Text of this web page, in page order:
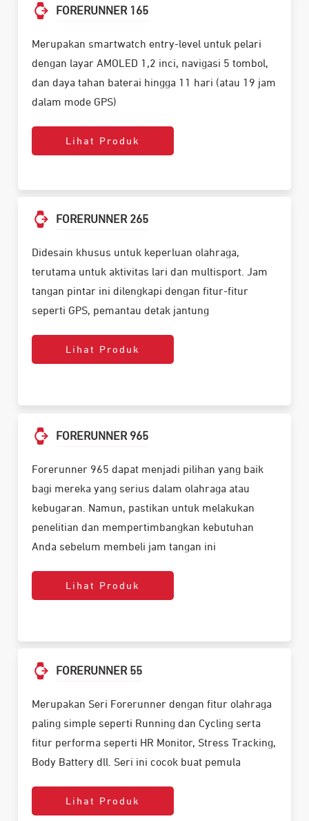
FORERUNNER 165
Merupakan smartwatch entry-level untuk pelari
dengan layar AMOLED 1,2 inci, navigasi 5 tombol,
dan daya tahan baterai hingga 11 hari (atau 19 jam
dalam mode GPS)
Lihat Produk
FORERUNNER 265
Didesain khusus untuk keperluan olahraga,
terutama untuk aktivitas lari dan multisport. Jam
tangan pintar ini dilengkapi dengan fitur-fitur
seperti GPS, pemantau detak jantung
Lihat Produk
FORERUNNER 965
Forerunner 965 dapat menjadi pilihan yang baik
bagi mereka yang serius dalam olahraga atau
kebugaran. Namun, pastikan untuk melakukan
penelitian dan mempertimbangkan kebutuhan
Anda sebelum membeli jam tangan ini
Lihat Produk
FORERUNNER 55
Merupakan Seri Forerunner dengan fitur olahraga
paling simple seperti Running dan Cycling serta
fitur performa seperti HR Monitor, Stress Tracking,
Body Battery dll. Seri ini cocok buat pemula
Lihat Produk